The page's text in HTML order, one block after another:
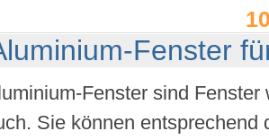
Fenster
Fenster sind Fenster
Sie können entsprechend